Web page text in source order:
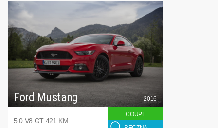
Ford Mustang
5.0 V8 GT 421 KM
2016
COUPE